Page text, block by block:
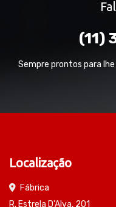
(11)
Sempre prontos para
Localização
Fábrica
R. Estrela D'Alva, 201